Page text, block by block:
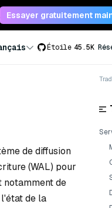
Essayer gratuitement
Étoile 45.5K
de diffusion
(WAL) pour
notamment de
de la